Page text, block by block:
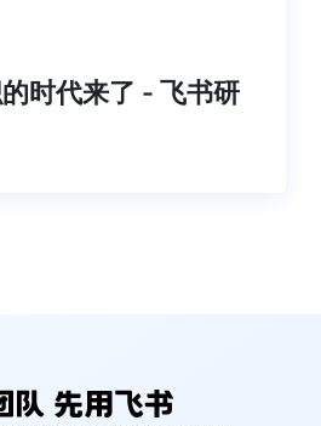
时代来了 - 飞书研